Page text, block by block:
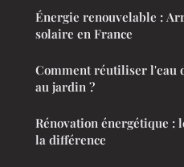
Énergie renouvelable :
solaire en France
Comment réutiliser l'eau
au jardin ?
Rénovation énergétique :
la différence